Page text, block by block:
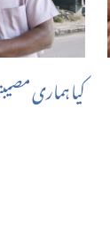
کیا ہماری